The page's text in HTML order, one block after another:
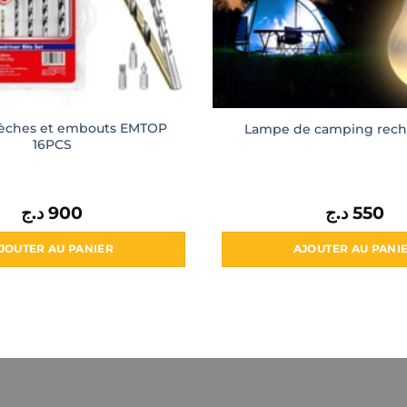
et embouts EMTOP
16PCS
900 د.ج
AU PANIER
Lampe de camping
550 د.ج
AJOUTER AU